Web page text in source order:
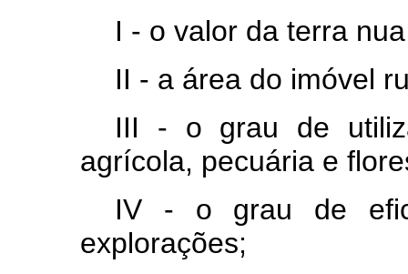
I - o valor da terra
II - a área do imóvel
III - o grau de
agrícola, pecuária e
IV - o grau de
explorações;